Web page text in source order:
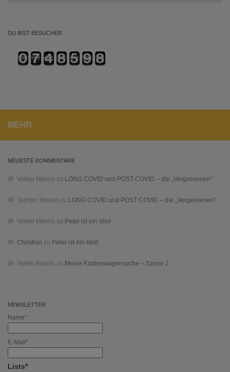
DU BIST BESUCHER
MEHR
NEUESTE KOMMENTARE
Volker Manns zu LONG COVID und POST COVID – die „Vergessenen“
Jochen Stiepel zu LONG COVID und POST COVID – die „Vergessenen“
Volker Manns zu Peter ist ein Idiot
Christian zu Peter ist ein Idiot
Volker Manns zu Meine Kastenwagensuche – Szene 2
NEWSLETTER
Name*
E-Mail*
Lists*